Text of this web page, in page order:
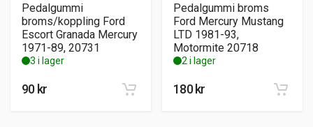
Pedalgummi
broms/koppling Ford
Escort Granada Mercury
1971-89, 20731
3 i lager
90kr
Pedalgummi broms
Ford Mercury Mustang
LTD 1981-93,
Motormite 20718
2 i lager
180kr